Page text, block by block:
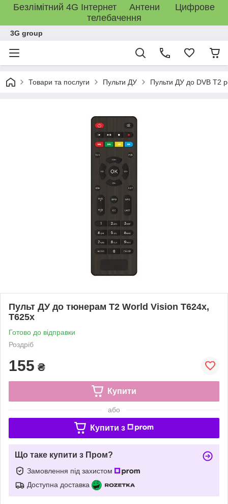
Безлімітний 4G Інтернет Антени Цифрове
телебачення
3G group
Товари та послуги Пульти ДУ Пульти ДУ до DVB Т2
Пульт ДУ до тюнерам Т2 World Vision T624x,
T625x
Готово до відправки
Роздріб
155 ₴
Купити
або
Купити з
Що таке купити з Пром?
Замовлення під захистом
Доступна доставка